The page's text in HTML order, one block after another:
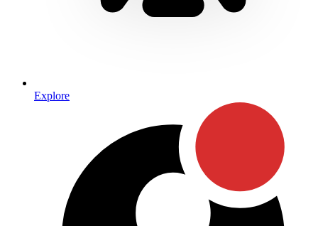
Explore